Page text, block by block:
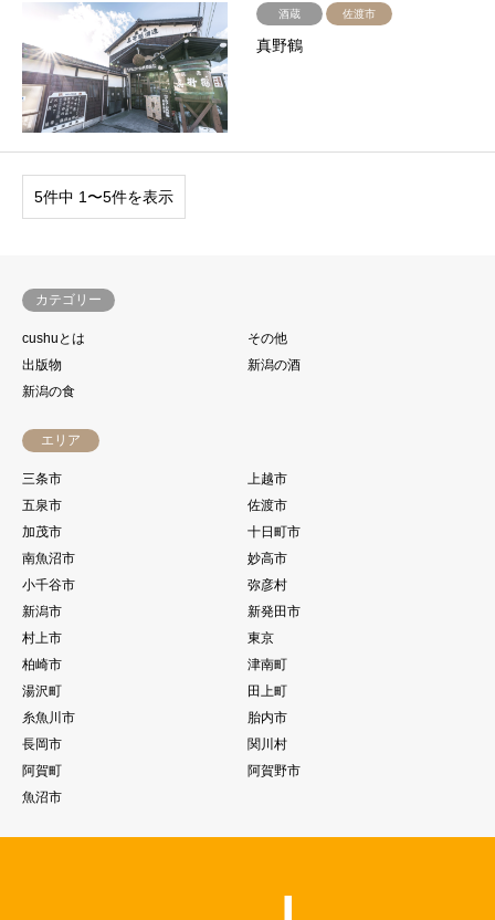
酒蔵 佐渡市
真野鶴
5件中 1〜5件を表示
カテゴリー
cushuとは
その他
出版物
新潟の酒
新潟の食
エリア
三条市
上越市
五泉市
佐渡市
加茂市
十日町市
南魚沼市
妙高市
小千谷市
弥彦村
新潟市
新発田市
村上市
東京
柏崎市
津南町
湯沢町
田上町
糸魚川市
胎内市
長岡市
関川村
阿賀町
阿賀野市
魚沼市